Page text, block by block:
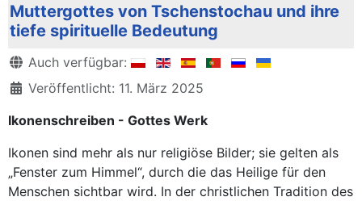
Muttergottes von Tschenstochau und ihre
tiefe spirituelle Bedeutung
DetailsAuch verfügbar:
Veröffentlicht: 11. März 2025
Ikonenschreiben - Gottes Werk
Ikonen sind mehr als nur religiöse Bilder; sie gelten als
„Fenster zum Himmel“, durch die das Heilige für den
Menschen sichtbar wird. In der christlichen Tradition des